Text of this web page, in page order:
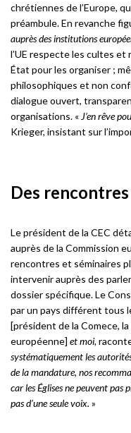
chrétiennes de l’Europe,
préambule. En revanche
auprès des institutions
l’UE respecte les cultes
État pour les organiser ;
philosophiques et non
dialogue ouvert,
organisations. « J’en rêve
Krieger, insistant sur
Des
Le président de la CEC
auprès de la Commission
rencontres et séminaires
intervenir auprès des
dossier spécifique. Le
par un pays différent tous
[président de la Comece,
européenne] et moi,
systématiquement les
de la mandature, nos
car les Églises ne peuvent pas
pas d’une seule voix. »